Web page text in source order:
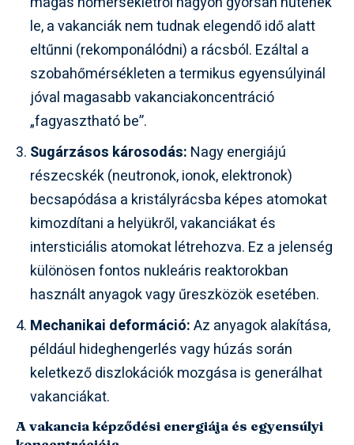
le, a vakanciák nem tudnak elegendő idő alatt
eltűnni (rekomponálódni) a rácsból. Ezáltal a
szobahőmérsékleten a termikus egyensúlyinál
jóval magasabb vakanciakoncentráció
„fagyasztható be”.
Sugárzásos károsodás: Nagy energiájú
részecskék (neutronok, ionok, elektronok)
becsapódása a kristályrácsba képes atomokat
kimozdítani a helyükről, vakanciákat és
intersticiális atomokat létrehozva. Ez a jelenség
különösen fontos nukleáris reaktorokban
használt anyagok vagy űreszközök esetében.
Mechanikai deformáció:Az anyagok alakítása,
például hideghengerlés vagy húzás során
keletkező diszlokációk mozgása is generálhat
vakanciákat.
A vakancia képződési energiája és egyensúlyi